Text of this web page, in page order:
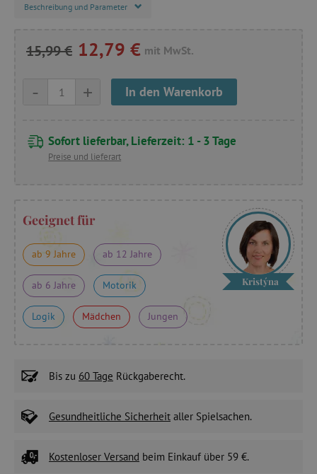
Beschreibung und Parameter
15,99 € 12,79 € mit MwSt.
+
- In den Warenkorb
Sofort lieferbar, Lieferzeit: 1 - 3 Tage
Preise und lieferart
Geeignet für
ab 9 Jahre ab 12 Jahre
ab 6 Jahre Motorik
Logik Mädchen Jungen
Kristýna
Bis zu 60 Tage Rückgaberecht.
Gesundheitliche Sicherheit aller Spielsachen.
Kostenloser Versand beim Einkauf über 59 €.